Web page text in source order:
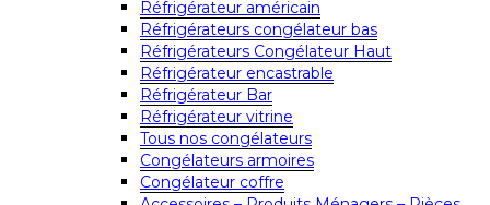
Réfrigérateur américain
Réfrigérateurs congélateur bas
Réfrigérateurs Congélateur Haut
Réfrigérateur encastrable
Réfrigérateur Bar
Réfrigérateur vitrine
Tous nos congélateurs
Congélateurs armoires
Congélateur coffre